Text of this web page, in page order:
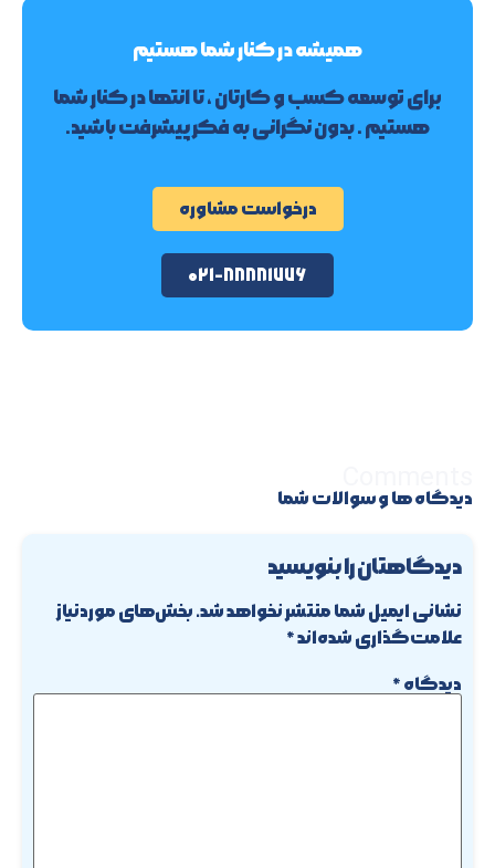
همیشه در کنار شما هستیم
برای توسعه کسب و کارتان ، تا انتها در کنار شما
هستیم . بدون نگرانی به فکر پیشرفت باشید.
درخواست مشاوره
۰۲۱-۸۸۸۸۱۷۷۶
دیدگاه ها و سوالات شما
دیدگاهتان را بنویسید
نشانی ایمیل شما منتشر نخواهد شد.بخش‌های موردنیاز
علامت‌گذاری شده‌اند*
دیدگاه*